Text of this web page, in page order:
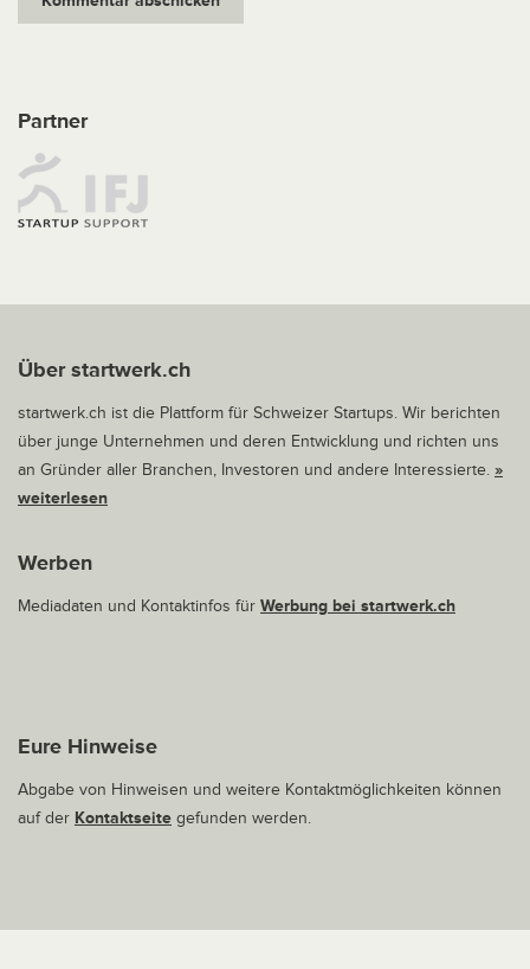
Partner
Über startwerk.ch
startwerk.ch ist die Plattform für Schweizer Startups. Wir berichten
über junge Unternehmen und deren Entwicklung und richten uns
an Gründer aller Branchen, Investoren und andere Interessierte. »
weiterlesen
Werben
Mediadaten und Kontaktinfos für Werbung bei startwerk.ch
Eure Hinweise
Abgabe von Hinweisen und weitere Kontaktmöglichkeiten können
auf der Kontaktseite gefunden werden.